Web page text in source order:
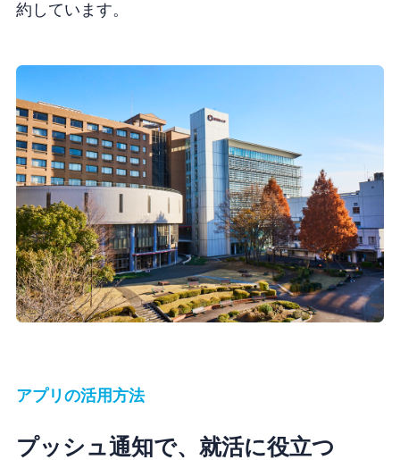
約しています。
アプリの活用方法
プッシュ通知で、就活に役立つ